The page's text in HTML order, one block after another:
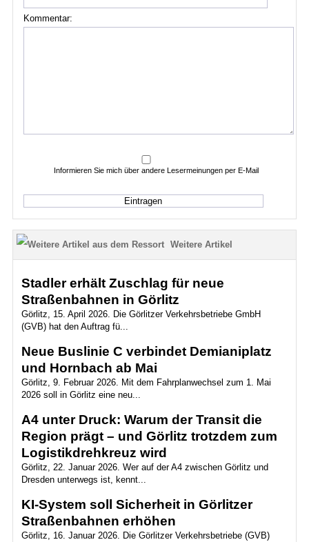
Kommentar:
Informieren Sie mich über andere Lesermeinungen per E-Mail
Weitere Artikel
Stadler erhält Zuschlag für neue
Straßenbahnen in Görlitz
Görlitz, 15. April 2026. Die Görlitzer Verkehrsbetriebe GmbH
(GVB) hat den Auftrag fü...
Neue Buslinie C verbindet Demianiplatz
und Hornbach ab Mai
Görlitz, 9. Februar 2026. Mit dem Fahrplanwechsel zum 1. Mai
2026 soll in Görlitz eine neu...
A4 unter Druck: Warum der Transit die
Region prägt – und Görlitz trotzdem zum
Logistikdrehkreuz wird
Görlitz, 22. Januar 2026. Wer auf der A4 zwischen Görlitz und
Dresden unterwegs ist, kennt...
KI-System soll Sicherheit in Görlitzer
Straßenbahnen erhöhen
Görlitz, 16. Januar 2026. Die Görlitzer Verkehrsbetriebe (GVB)